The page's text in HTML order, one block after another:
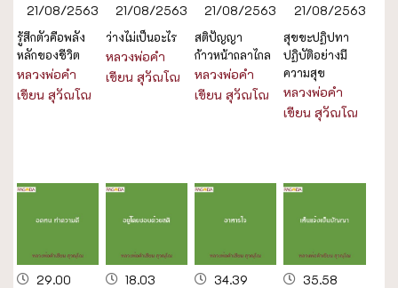
21/08/2563
รู้สึกตัวคือพลัง
หลักของชีวิต
หลวงพ่อคำ
เขียน สุวัณโณ
21/08/2563
ว่างไม่เป็นอะไร
หลวงพ่อคำ
เขียน สุวัณโณ
21/08/2563
สติปัญญา
ก้าวหน้าถลาไกล
หลวงพ่อคำ
เขียน สุวัณโณ
21/08/2563
สุขขะปฏิปทา
ปฏิบัติอย่างมี
ความสุข
หลวงพ่อคำ
เขียน สุวัณโณ
29.00
18.03
34.39
35.58